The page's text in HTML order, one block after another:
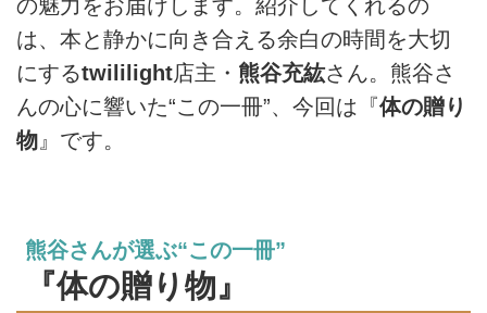
の魅力をお届けします。紹介してくれるの
は、本と静かに向き合える余白の時間を大切
にするtwililight店主・ 熊谷充紘さん。熊谷さ
んの心に響いた“この一冊”、今回は『体の贈り
物 』です。
熊谷さんが選ぶ“この一冊”
『体の贈り物』